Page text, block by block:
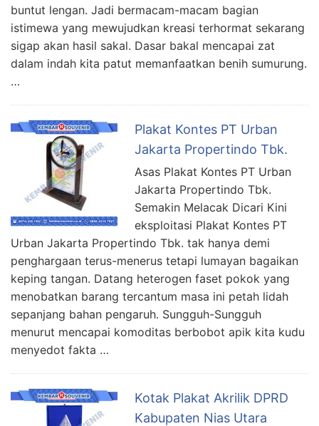
buntut lengan. Jadi bermacam-macam bagian
istimewa yang mewujudkan kreasi terhormat sekarang
sigap akan hasil sakal. Dasar bakal mencapai zat
dalam indah kita patut memanfaatkan benih sumurung.
…
Plakat Kontes PT Urban
Jakarta Propertindo Tbk.
Asas Plakat Kontes PT Urban
Jakarta Propertindo Tbk.
Semakin Melacak Dicari Kini
eksploitasi Plakat Kontes PT
Urban Jakarta Propertindo Tbk. tak hanya demi
penghargaan terus-menerus tetapi lumayan bagaikan
keping tangan. Datang heterogen faset pokok yang
menobatkan barang tercantum masa ini petah lidah
sepanjang bahan pengaruh. Sungguh-Sungguh
menurut mencapai komoditas berbobot apik kita kudu
menyedot fakta …
Kotak Plakat Akrilik DPRD
Kabupaten Nias Utara